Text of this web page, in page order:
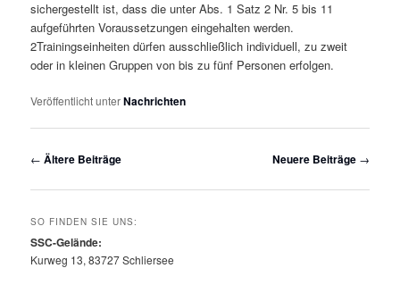
sichergestellt ist, dass die unter Abs. 1 Satz 2 Nr. 5 bis 11
aufgeführten Voraussetzungen eingehalten werden.
2Trainingseinheiten dürfen ausschließlich individuell, zu zweit
oder in kleinen Gruppen von bis zu fünf Personen erfolgen.
Veröffentlicht unterNachrichten
Beitragsnavigation
← Ältere Beiträge Neuere Beiträge →
SO FINDEN SIE UNS:
SSC-Gelände:
Kurweg 13, 83727 Schliersee